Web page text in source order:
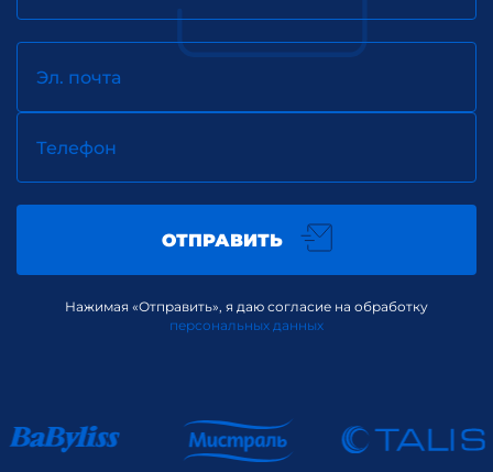
Эл. почта
Телефон
ОТПРАВИТЬ
Нажимая «Отправить», я даю согласие на обработку
персональных данных